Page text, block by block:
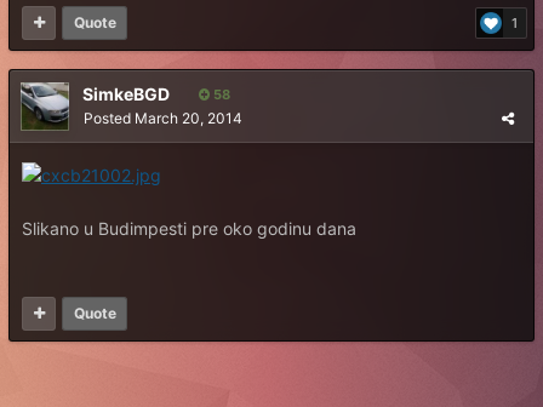
1
Quote
SimkeBGD 58
Posted March 20, 2014
Slikano u Budimpesti pre oko godinu dana
Quote